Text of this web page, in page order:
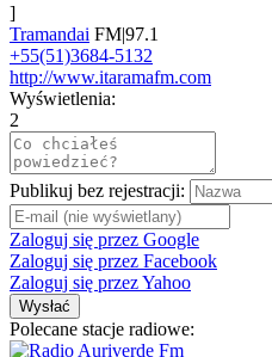
]
Tramandai FM|97.1
+55(51)3684-5132
http://www.itaramafm.com
Wyświetlenia:
2
Publikuj bez rejestracji:
Zaloguj się przez Google
Zaloguj się przez Facebook
Zaloguj się przez Yahoo
Wysłać
Polecane stacje radiowe: